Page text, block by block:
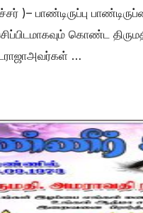
)– பாண்டிருப்பு
கொண்ட
…